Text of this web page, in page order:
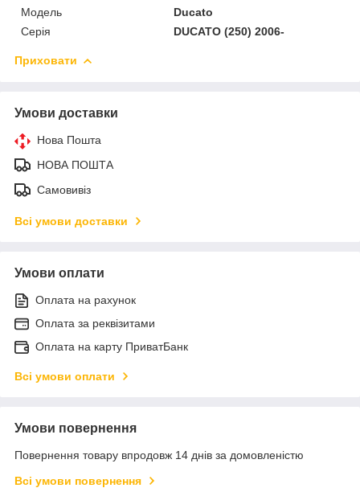
Модель
Ducato
Серія
DUCATO (250) 2006-
Приховати
Умови доставки
Нова Пошта
НОВА ПОШТА
Самовивіз
Всі умови доставки
Умови оплати
Оплата на рахунок
Оплата за реквізитами
Оплата на карту ПриватБанк
Всі умови оплати
Умови повернення
Повернення товару впродовж 14 днів за домовленістю
Всі умови повернення